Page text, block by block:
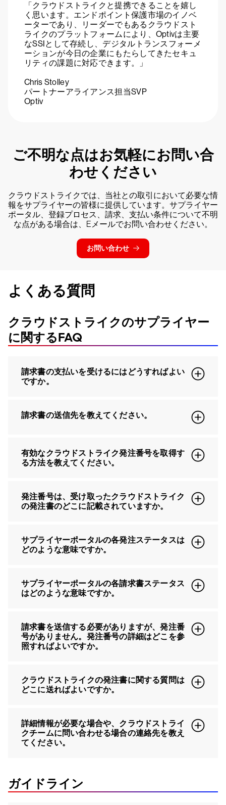
「クラウドストライクと提携できることを嬉し
く思います。エンドポイント保護市場のイノベ
ーターであり、リーダーでもあるクラウドスト
ライクのプラットフォームにより、Optivは主要
なSSIとして存続し、デジタルトランスフォーメ
ーションが今日の企業にもたらしてきたセキュ
リティの課題に対応できます。」
Chris Stolley
パートナーアライアンス担当SVP
Optiv
ご不明な点はお気軽にお問い合
わせください
クラウドストライクでは、当社との取引において必要な情
報をサプライヤーの皆様に提供しています。サプライヤー
ポータル、登録プロセス、請求、支払い条件について不明
な点がある場合は、Eメールでお問い合わせください。
お問い合わせ
よくある質問
クラウドストライクのサプライヤー
に関するFAQ
請求書の支払いを受けるにはどうすればよい
ですか。
請求書の送信先を教えてください。
有効なクラウドストライク発注番号を取得す
る方法を教えてください。
発注番号は、受け取ったクラウドストライク
の発注書のどこに記載されていますか。
サプライヤーポータルの各発注ステータスは
どのような意味ですか。
サプライヤーポータルの各請求書ステータス
はどのような意味ですか。
請求書を送信する必要がありますが、発注番
号がありません。発注番号の詳細はどこを参
照すればよいですか。
クラウドストライクの発注書に関する質問は
どこに送ればよいですか。
詳細情報が必要な場合や、クラウドストライ
クチームに問い合わせる場合の連絡先を教え
てください。
ガイドライン